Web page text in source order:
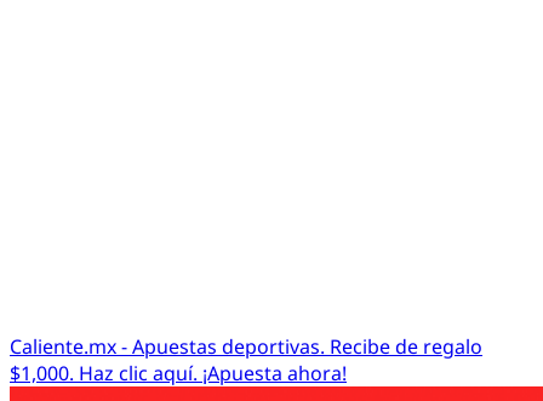
Caliente.mx - Apuestas deportivas. Recibe de regalo
$1,000. Haz clic aquí. ¡Apuesta ahora!